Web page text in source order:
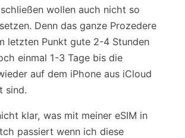
wollen auch nicht so
Denn das ganze Prozedere
letzten Punkt gute 2-4 Stunden
einmal 1-3 Tage bis die
auf dem iPhone aus iCloud
sind.
klar, was mit meiner eSIM in
passiert wenn ich diese